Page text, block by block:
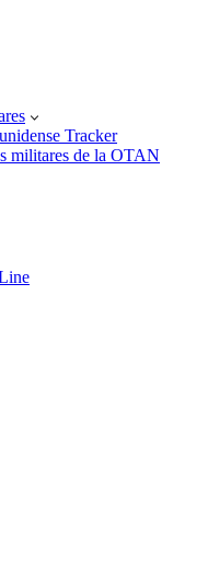
Tracker
militares de la OTAN